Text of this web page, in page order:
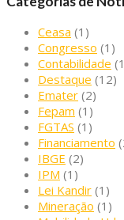
Ceasa (1)
Congresso (1)
Contabilidade
Destaque (12)
Emater (2)
Fepam (1)
FGTAS (1)
Financiamento
IBGE (2)
IPM (1)
Lei Kandir (1)
Mineração (1)